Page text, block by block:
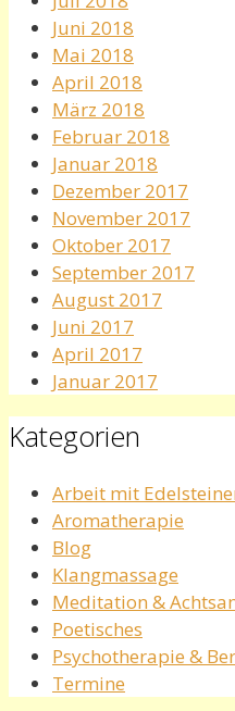
Juni 2018
Mai 2018
April 2018
März 2018
Februar 2018
Januar 2018
Dezember 2017
November 2017
Oktober 2017
September 2017
August 2017
Juni 2017
April 2017
Januar 2017
Kategorien
Arbeit mit
Aromatherapie
Blog
Klangmassage
Meditation &
Poetisches
Psychotherapie &
Termine